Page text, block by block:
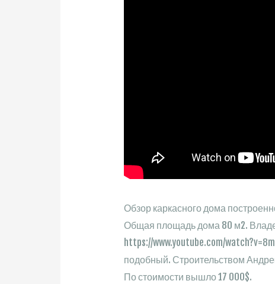
Обзор каркасного дома
Общая площадь дома 80 м2.
https://www.youtube.com/
подобный. Строительством
По стоимости вышло 17 000$.